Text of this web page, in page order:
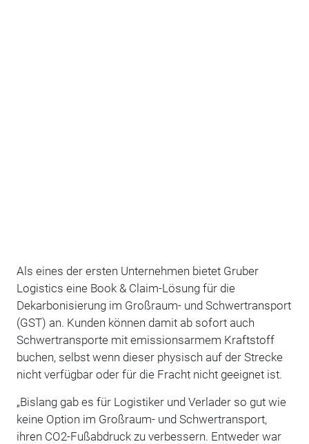
Als eines der ersten Unternehmen bietet Gruber
Logistics eine Book & Claim-Lösung für die
Dekarbonisierung im Großraum- und Schwertransport
(GST) an. Kunden können damit ab sofort auch
Schwertransporte mit emissionsarmem Kraftstoff
buchen, selbst wenn dieser physisch auf der Strecke
nicht verfügbar oder für die Fracht nicht geeignet ist.
„Bislang gab es für Logistiker und Verlader so gut wie
keine Option im Großraum- und Schwertransport,
ihren CO2-Fußabdruck zu verbessern. Entweder war